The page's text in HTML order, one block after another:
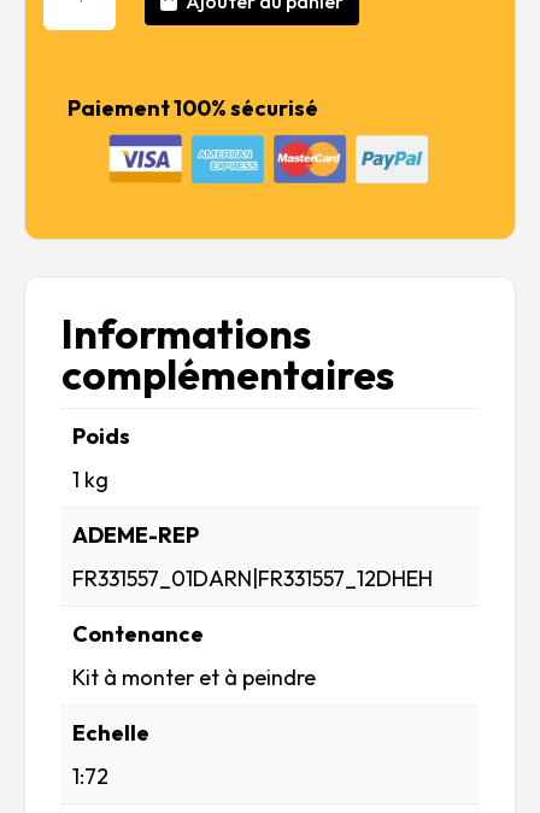
Reggiane
Paiement 100% sécurisé
Informations
complémentaires
Poids
1 kg
ADEME-REP
FR331557_01DARN|FR331557_12DHEH
Contenance
Kit à monter et à peindre
Echelle
1:72